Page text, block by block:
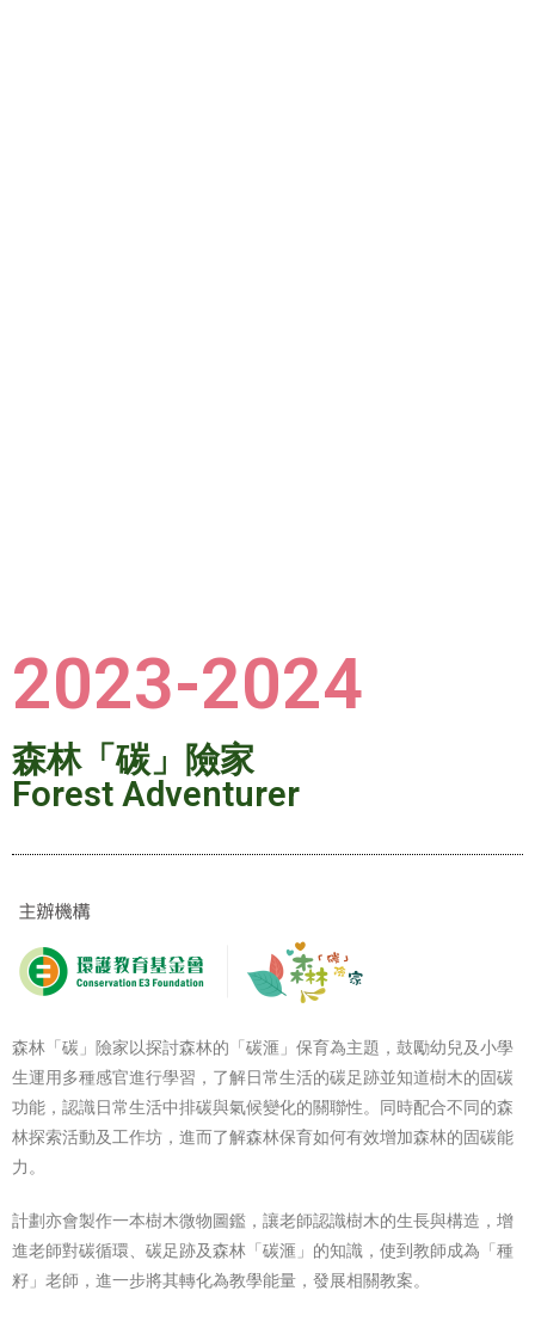
2023-2024
森林「碳」險家
Forest Adventurer
森林「碳」險家以探討森林的「碳滙」保育為主題，鼓勵幼兒及小學
生運用多種感官進行學習，了解日常生活的碳足跡並知道樹木的固碳
功能，認識日常生活中排碳與氣候變化的關聯性。同時配合不同的森
林探索活動及工作坊，進而了解森林保育如何有效增加森林的固碳能
力。
計劃亦會製作一本樹木微物圖鑑，讓老師認識樹木的生長與構造，增
進老師對碳循環、碳足跡及森林「碳滙」的知識，使到教師成為「種
籽」老師，進一步將其轉化為教學能量，發展相關教案。